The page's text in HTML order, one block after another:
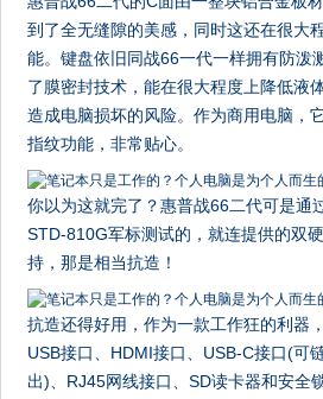
到了全无缝隙的美感，同时这还在很大
能。键盘依旧同战66一代一样拥有防泼
了膜密封技术，能在很大程度上降低液
造成电脑损坏的风险。作为商用电脑，
指纹功能，非常贴心。
你以为这就完了？惠普战66二代可是通
STD-810G军标测试的，就连提供的双
持，那是相当抗造！
抗造还得好用，作为一款工作狂的利器
USB接口、HDMI接口、USB-C接口(可
出)、RJ45网线接口、SD读卡器和安全